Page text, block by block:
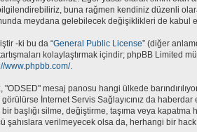
buna rağmen kendiniz düzenli
meydana gelebilecek değişiklikleri de kabul
-ki bu da “General Public License” (diğer
kolaylaştırmak içindir; phpBB Limited
www.phpbb.com/.
mesaj panosu hangi ülkede
İnternet Servis Sağlayıcınız da haberdar
silme, değiştirme, taşıma veya kapatma
verilmeyecek olsa da, herhangi bir hack